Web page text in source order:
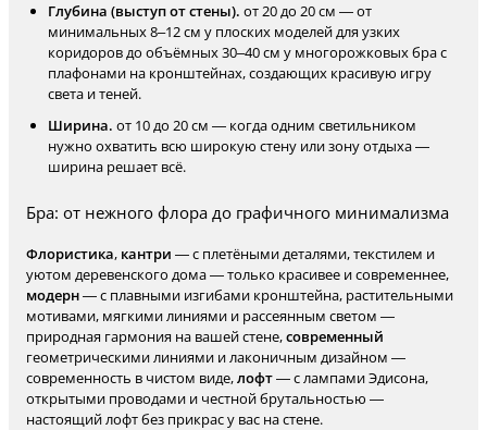
Глубина (выступ от стены). от 20 до 20 см — от
минимальных 8–12 см у плоских моделей для узких
коридоров до объёмных 30–40 см у многорожковых бра с
плафонами на кронштейнах, создающих красивую игру
света и теней.
Ширина. от 10 до 20 см — когда одним светильником
нужно охватить всю широкую стену или зону отдыха —
ширина решает всё.
Бра: от нежного флора до графичного минимализма
Флористика, кантри — с плетёными деталями, текстилем и
уютом деревенского дома — только красивее и современнее,
модерн— с плавными изгибами кронштейна, растительными
мотивами, мягкими линиями и рассеянным светом —
природная гармония на вашей стене,современный
геометрическими линиями и лаконичным дизайном —
современность в чистом виде,лофт— с лампами Эдисона,
открытыми проводами и честной брутальностью —
настоящий лофт без прикрас у вас на стене.